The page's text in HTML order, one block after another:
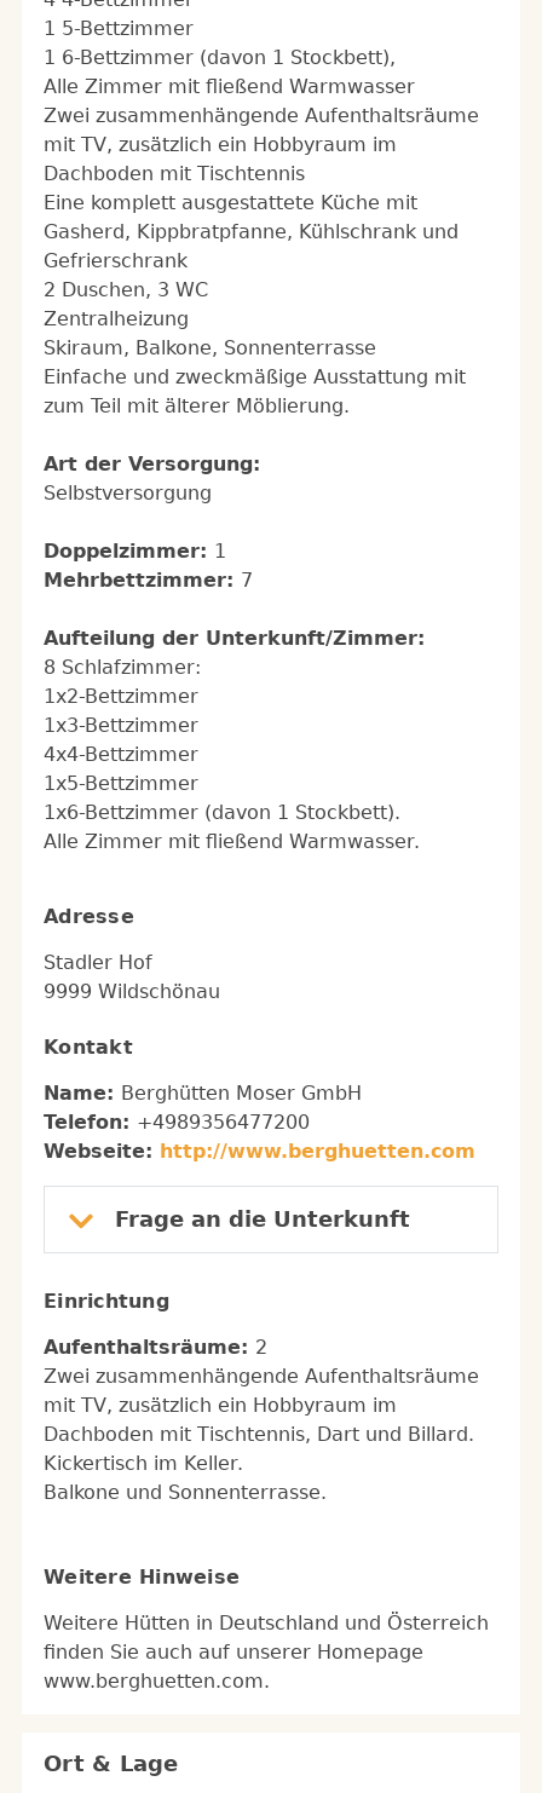
1 5-Bettzimmer
1 6-Bettzimmer (davon 1 Stockbett),
Alle Zimmer mit fließend Warmwasser
Zwei zusammenhängende Aufenthaltsräume
mit TV, zusätzlich ein Hobbyraum im
Dachboden mit Tischtennis
Eine komplett ausgestattete Küche mit
Gasherd, Kippbratpfanne, Kühlschrank und
Gefrierschrank
2 Duschen, 3 WC
Zentralheizung
Skiraum, Balkone, Sonnenterrasse
Einfache und zweckmäßige Ausstattung mit
zum Teil mit älterer Möblierung.
Art der Versorgung:
Selbstversorgung
Doppelzimmer: 1
Mehrbettzimmer: 7
Aufteilung der Unterkunft/Zimmer:
8 Schlafzimmer:
1x2-Bettzimmer
1x3-Bettzimmer
4x4-Bettzimmer
1x5-Bettzimmer
1x6-Bettzimmer (davon 1 Stockbett).
Alle Zimmer mit fließend Warmwasser.
Adresse
Stadler Hof
9999 Wildschönau
Kontakt
Name: Berghütten Moser GmbH
Telefon: +4989356477200
Webseite: http://www.berghuetten.com
Frage an die Unterkunft
Einrichtung
Aufenthaltsräume: 2
Zwei zusammenhängende Aufenthaltsräume
mit TV, zusätzlich ein Hobbyraum im
Dachboden mit Tischtennis, Dart und Billard.
Kickertisch im Keller.
Balkone und Sonnenterrasse.
Weitere Hinweise
Weitere Hütten in Deutschland und Österreich
finden Sie auch auf unserer Homepage
www.berghuetten.com.
Ort & Lage